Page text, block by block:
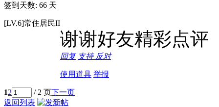
签到天数: 66 天
[LV.6]常住居民II
谢谢好友精彩点评
回复 支持 反对
使用道具 举报
12 / 2 页下一页
返回列表